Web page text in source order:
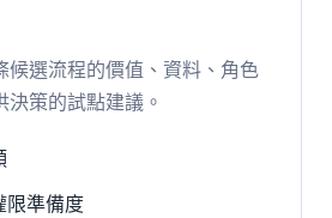
候選流程的價值、資料、角色
策的試點建議。
限準備度